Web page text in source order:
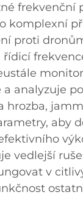
frekvenční
komplexní
proti
řídicí
analyzuje
hrozba,
aby
vedlejší
v